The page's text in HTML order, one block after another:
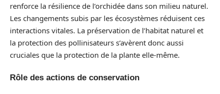
renforce la résilience de l’orchidée dans son milieu naturel.
Les changements subis par les écosystèmes réduisent ces
interactions vitales. La préservation de l’habitat naturel et
la protection des pollinisateurs s’avèrent donc aussi
cruciales que la protection de la plante elle-même.
Rôle des actions de conservation